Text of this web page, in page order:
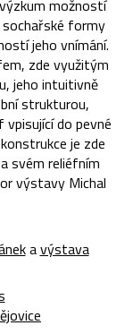
možností
sochařské formy
jeho vnímání.
zde využitým
jeho intuitivně
strukturou,
do pevné
je zde
svém reliéfním
výstavy Michal
avýstava